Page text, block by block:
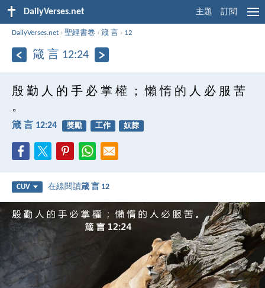
DailyVerses.net 主題 訂閱
DailyVerses.net ›聖經書卷 ›箴 言 › 12
箴 言 12:24
殷 勤 人 的 手 必 掌 權 ； 懶 惰 的 人 必 服 苦
。
箴 言 12:24 獎勵 工作 奴隸
CUV 在線閱讀箴 言 12